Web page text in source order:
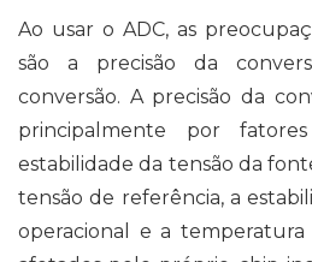
Ao usar o ADC, as
são a precisão da
conversão. A precisão da
principalmente por
estabilidade da tensão da
tensão de referência, a
operacional e a